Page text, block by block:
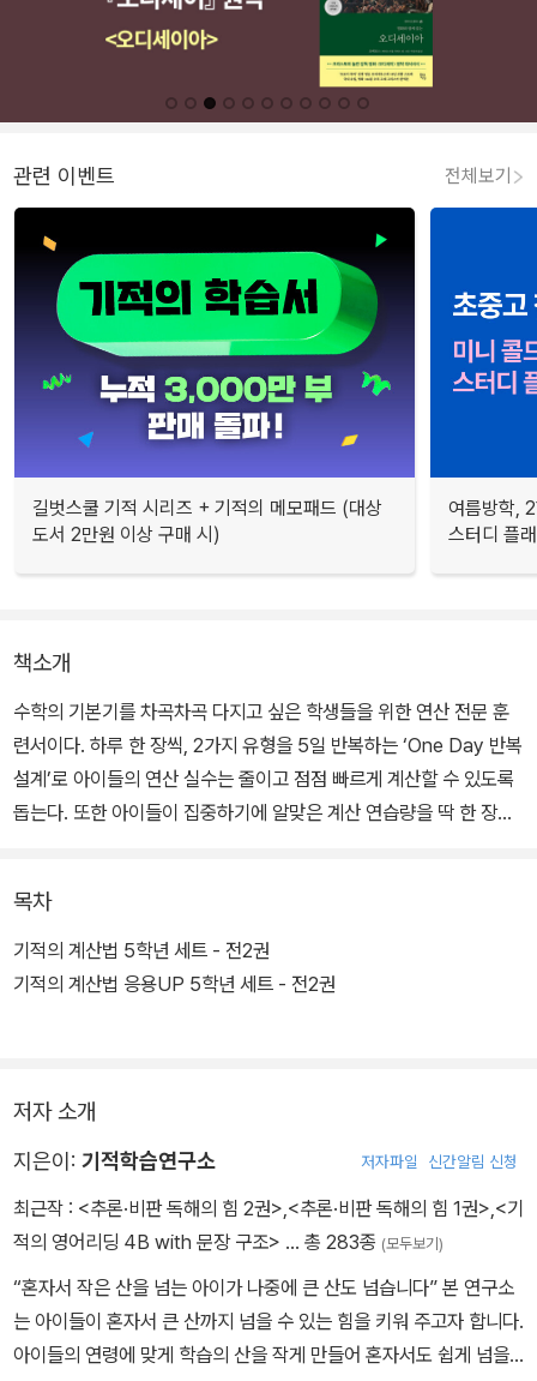
관련 이벤트 전체보기
길벗스쿨 기적 시리즈 + 기적의 메모패드 (대상
도서 2만원 이상 구매 시)
여름방학,
스터디 플
책소개
수학의 기본기를 차곡차곡 다지고 싶은 학생들을 위한 연산 전문 훈
련서이다. 하루 한 장씩, 2가지 유형을 5일 반복하는 ‘One Day 반복
설계’로 아이들의 연산 실수는 줄이고 점점 빠르게 계산할 수 있도록
돕는다. 또한 아이들이 집중하기에 알맞은 계산 연습량을 딱 한 장씩
연산 실력을 잡아 ‘수학자신감’을 기르자.
목차
기적의 계산법 5학년 세트 - 전2권
기적의 계산법 응용UP 5학년 세트 - 전2권
저자 소개
지은이: 기적학습연구소 저자파일 신간알림 신청
최근작 : <추론·비판 독해의 힘 2권>,<추론·비판 독해의 힘 1권>,<기
적의 영어리딩 4B with 문장 구조> … 총 283종 (모두보기)
“혼자서 작은 산을 넘는 아이가 나중에 큰 산도 넘습니다” 본 연구소
는 아이들이 혼자서 큰 산까지 넘을 수 있는 힘을 키워 주고자 합니다.
아이들의 연령에 맞게 학습의 산을 작게 만들어 혼자서도 쉽게 넘을